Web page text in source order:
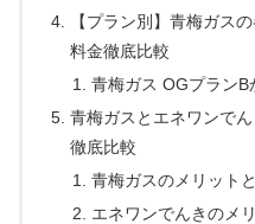
【プラン別】青梅ガス
料金徹底比較
青梅ガス OGプランB
青梅ガスとエネワンで
徹底比較
青梅ガスのメリット
エネワンでんきのメ